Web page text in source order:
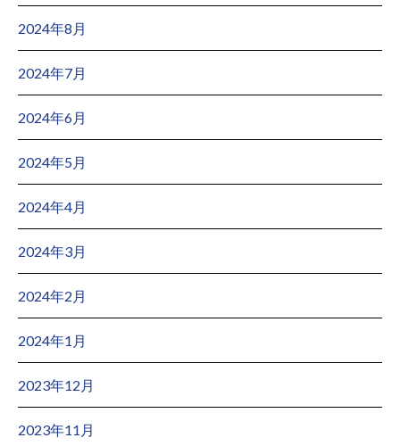
2024年8月
2024年7月
2024年6月
2024年5月
2024年4月
2024年3月
2024年2月
2024年1月
2023年12月
2023年11月